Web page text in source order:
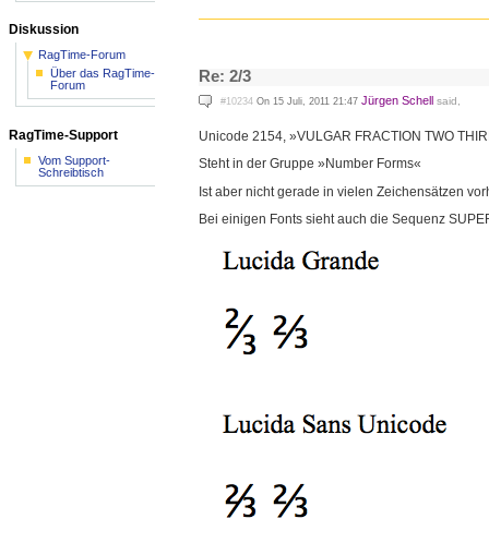
Re: 2/3
#10234 On 15 Juli, 2011 21:47 Jürgen Schell said,
Unicode 2154, »VULGAR FRACTION TWO
Steht in der Gruppe »Number Forms«
Ist aber nicht gerade in vielen Zeichensätzen
Bei einigen Fonts sieht auch die Sequenz
Diskussion
RagTime-Forum
Über das RagTime-
Forum
RagTime-Support
Vom Support-
Schreibtisch